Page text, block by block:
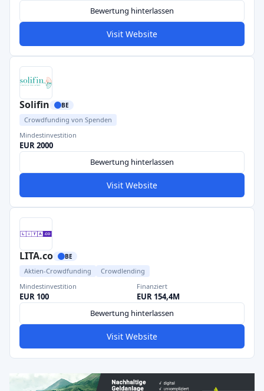
Bewertung hinterlassen
Visit Website
Solifin BE
Crowdfunding von Spenden
Mindestinvestition
EUR 2000
Bewertung hinterlassen
Visit Website
LITA.co BE
Aktien-Crowdfunding
Crowdlending
Mindestinvestition
EUR 100
Finanziert
EUR 154,4M
Bewertung hinterlassen
Visit Website